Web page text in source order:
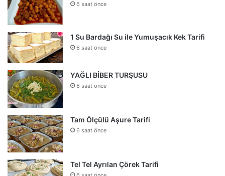
6 saat önce
1 Su Bardağı Su ile Yumuşacık Kek Tarifi
6 saat önce
YAĞLI BİBER TURŞUSU
6 saat önce
Tam Ölçülü Aşure Tarifi
6 saat önce
Tel Tel Ayrılan Çörek Tarifi